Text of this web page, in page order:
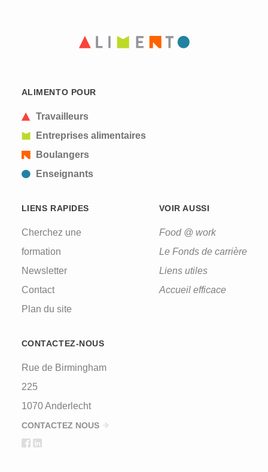
ALIMENTO POUR
Travailleurs
Entreprises alimentaires
Boulangers
Enseignants
LIENS RAPIDES
Cherchez une
formation
Newsletter
Contact
Plan du site
VOIR AUSSI
Food @ work
Le Fonds de carrière
Liens utiles
Accueil efficace
CONTACTEZ-NOUS
Rue de Birmingham
225
1070 Anderlecht
CONTACTEZ NOUS